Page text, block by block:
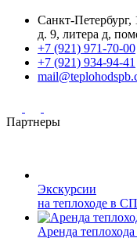
Санкт-Петербург,
д. 9, литера д,
+7 (921) 971-70-00
+7 (921) 934-94-41
Партнеры
Экскурсии
на теплоходе в
Аренда